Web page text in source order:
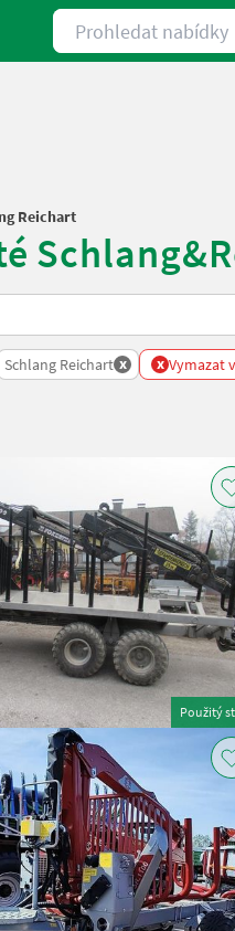
Prohledat nabídky
Reichart
Schlang Reichart x x Vymazat
Použitý